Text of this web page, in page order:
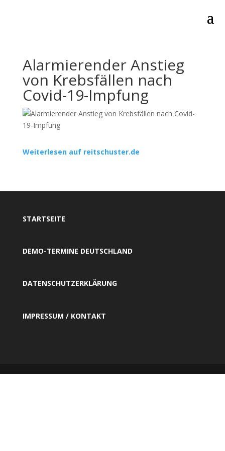
Alarmierender Anstieg
von Krebsfällen nach
Covid-19-Impfung
Weiterlesen auf reitschuster.de
STARTSEITE
DEMO-TERMINE DEUTSCHLAND
DATENSCHUTZERKLÄRUNG
IMPRESSUM / KONTAKT